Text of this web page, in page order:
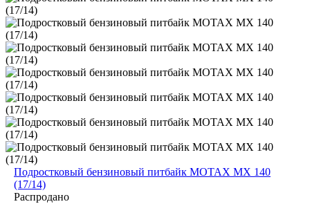
Подростковый бензиновый питбайк MOTAX MX 140
(17/14)
Распродано